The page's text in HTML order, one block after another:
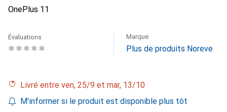
OnePlus 11
Évaluations Marque
Plus de produits Noreve
Livré entre ven, 25/9 et mar, 13/10
M'informer si le produit est disponible plus tôt